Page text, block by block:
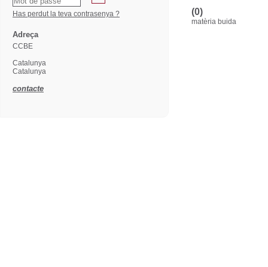
(0)
matèria buida
Has perdut la teva contrasenya ?
Adreça
CCBE
Catalunya
Catalunya
contacte